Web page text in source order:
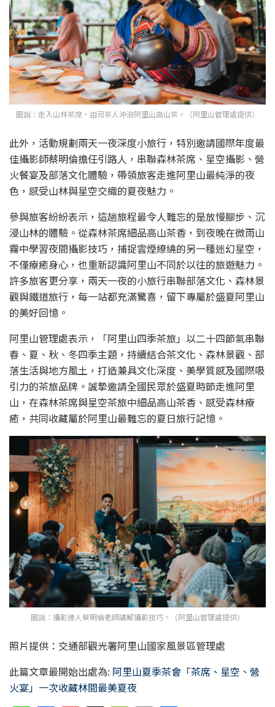
圖說：走入山林茶席，由司茶人沖泡阿里山高山茶。（阿里山管理處提供）
此外，活動規劃兩天一夜深度小旅行，特別邀請國際年度最
佳攝影師蔡明倫擔任引路人，串聯森林茶席、星空攝影、營
火餐宴及部落文化體驗，帶領旅客走進阿里山最純淨的夜
色，感受山林與星空交織的夏夜魅力。
參與旅客紛紛表示，這趟旅程最令人難忘的是放慢腳步、沉
浸山林的體驗。從森林茶席細品高山茶香，到夜晚在微雨山
霧中學習夜間攝影技巧，捕捉雲煙繚繞的另一種迷幻星空 ，
不僅療癒身心，也重新認識阿里山不同於以往的旅遊魅力。
許多旅客更分享，兩天一夜的小旅行串聯部落文化、森林景
觀與鐵道旅行，每一站都充滿驚喜，留下專屬於盛夏阿里山
的美好回憶。
阿里山管理處表示，「阿里山四季茶旅」以二十四節氣串聯
春、夏、秋、冬四季主題，持續結合茶文化、森林景觀、部
落生活與地方風土，打造兼具文化深度、美學質感及國際吸
引力的茶旅品牌。誠摯邀請全國民眾於盛夏時節走進阿里
山，在森林茶席與星空茶旅中細品高山茶香、感受森林療
癒，共同收藏屬於阿里山最難忘的夏日旅行記憶。
圖說：攝影達人蔡明倫老師講解攝影技巧。（阿里山管理處提供）
照片提供：交通部觀光署阿里山國家風景區管理處
此篇文章最開始出處為: 阿里山夏季茶會「茶席、星空、營
火宴」一次收藏林間最美夏夜